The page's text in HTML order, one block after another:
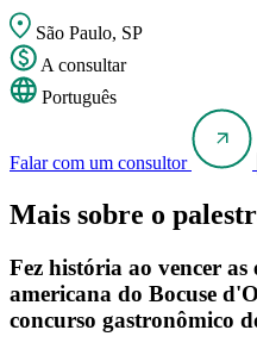
São Paulo, SP
A consultar
Português
Falar com um consultor
Mais sobre o
Fez história ao vencer
americana do Bocuse
concurso gastronômico